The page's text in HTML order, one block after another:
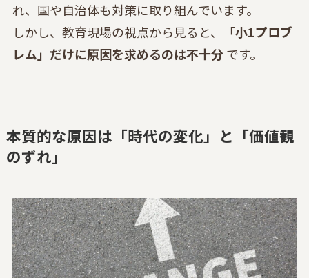
れ、国や自治体も対策に取り組んでいます。
しかし、教育現場の視点から見ると、
「小1プロブ
レム」だけに原因を求めるのは不十分です。
本質的な原因は「時代の変化」と「価値観
のずれ」